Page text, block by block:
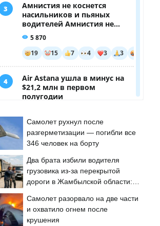
Самолет рухнул после
разгерметизации — погибли все
346 человек на борту
Два брата избили водителя
грузовика из-за перекрытой
дороги в Жамбылской области:
Самолет разорвало на две части
и охватило огнем после
крушения